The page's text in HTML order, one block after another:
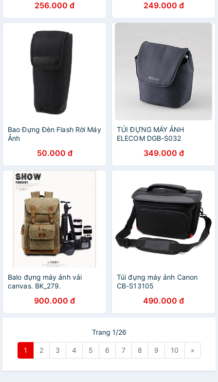
256.000 đ 249.000 đ
Bao Đựng Đèn Flash Rời Máy
Ảnh
50.000 đ
TÚI ĐỰNG MÁY ẢNH
ELECOM DGB-S032
349.000 đ
Balo đựng máy ảnh vải
canvas. BK_279.
900.000 đ
Túi đựng máy ảnh Canon
CB-S13105
490.000 đ
Trang 1/26
1 2 3 4 5 6 7 8 9 10 »